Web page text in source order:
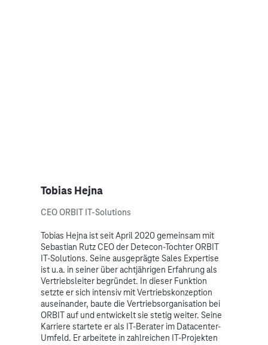
Tobias Hejna
CEO ORBIT IT-Solutions
Tobias Hejna ist seit April 2020 gemeinsam mit
Sebastian Rutz CEO der Detecon-Tochter ORBIT
IT-Solutions. Seine ausgeprägte Sales Expertise
ist u.a. in seiner über achtjährigen Erfahrung als
Vertriebsleiter begründet. In dieser Funktion
setzte er sich intensiv mit Vertriebskonzeption
auseinander, baute die Vertriebsorganisation bei
ORBIT auf und entwickelt sie stetig weiter. Seine
Karriere startete er als IT-Berater im Datacenter-
Umfeld. Er arbeitete in zahlreichen IT-Projekten